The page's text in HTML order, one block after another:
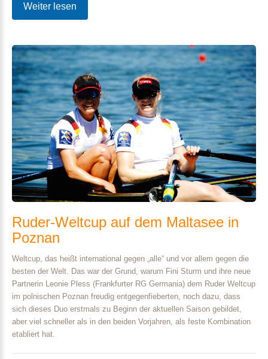
Weiter lesen
Ruder-Weltcup auf dem Maltasee in
Poznan
Weltcup, das heißt international gegen „alle“ und vor allem gegen die
besten der Welt. Das war der Grund, warum Fini Sturm und ihre neue
Partnerin Leonie Pless (Frankfurter RG Germania) dem Ruder Weltcup
im polnischen Poznan freudig entgegenfieberten, noch dazu, dass
sich dieses Duo erstmals zu Beginn der aktuellen Saison gebildet,
aber viel schneller als in den beiden Vorjahren, als feste Kombination
etabliert hat.